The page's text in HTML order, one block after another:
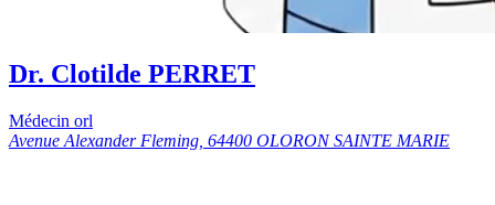
Dr. Clotilde PERRET
Médecin orl
Avenue Alexander Fleming, 64400 OLORON SAINTE MARIE